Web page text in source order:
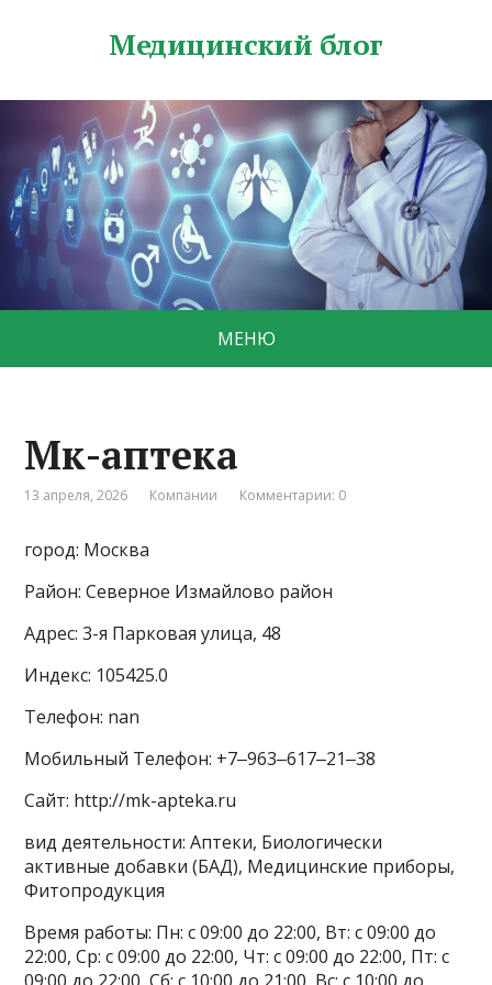
Медицинский блог
МЕНЮ
Мк-аптека
13 апреля, 2026 Компании Комментарии: 0
город: Москва
Район: Северное Измайлово район
Адрес: 3-я Парковая улица, 48
Индекс: 105425.0
Телефон: nan
Мобильный Телефон: +7‒963‒617‒21‒38
Сайт: http://mk-apteka.ru
вид деятельности: Аптеки, Биологически
активные добавки (БАД), Медицинские приборы,
Фитопродукция
Время работы: Пн: с 09:00 до 22:00, Вт: с 09:00 до
22:00, Ср: с 09:00 до 22:00, Чт: с 09:00 до 22:00, Пт: с